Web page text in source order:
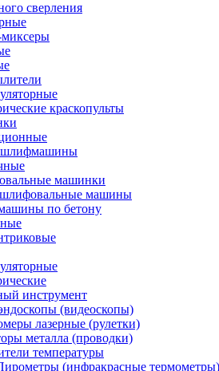
сверления
краскопульты
машинки
машины
по бетону
инструмент
(видеоскопы)
лазерные (рулетки)
металла (проводки)
температуры
(инфракрасные термометры)